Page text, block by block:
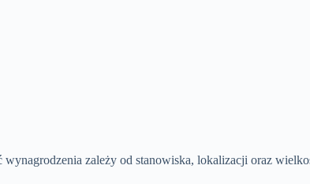
wynagrodzenia zależy od stanowiska, lokalizacji oraz